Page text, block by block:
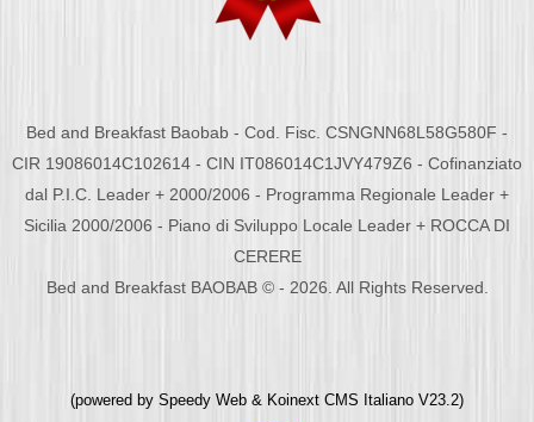
Bed and Breakfast Baobab - Cod. Fisc. CSNGNN68L58G580F -
CIR 19086014C102614 - CIN IT086014C1JVY479Z6 - Cofinanziato
dal P.I.C. Leader + 2000/2006 - Programma Regionale Leader +
Sicilia 2000/2006 - Piano di Sviluppo Locale Leader + ROCCA DI
CERERE
Bed and Breakfast BAOBAB © - 2026. All Rights Reserved.
(powered by Speedy Web & Koinext CMS Italiano V23.2)